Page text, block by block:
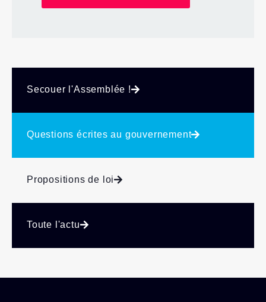
Secouer l'Assemblée !
Questions écrites au gouvernement
Propositions de loi
Toute l'actu